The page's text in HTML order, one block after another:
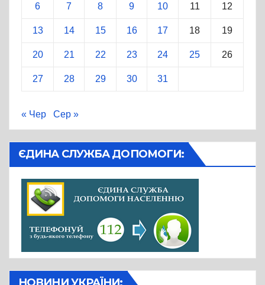
6 7 8 9 10 11 12
13 14 15 16 17 18 19
20 21 22 23 24 25 26
27 28 29 30 31
« Чер Сер »
ЄДИНА СЛУЖБА ДОПОМОГИ: